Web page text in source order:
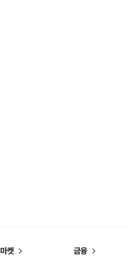
마켓 금융